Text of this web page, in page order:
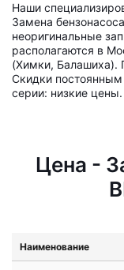
Наши
Замена
неоригинальные
располагаются в
(Химки, Балашиха).
Скидки
серии: низкие цены.
Цена -
Наименование